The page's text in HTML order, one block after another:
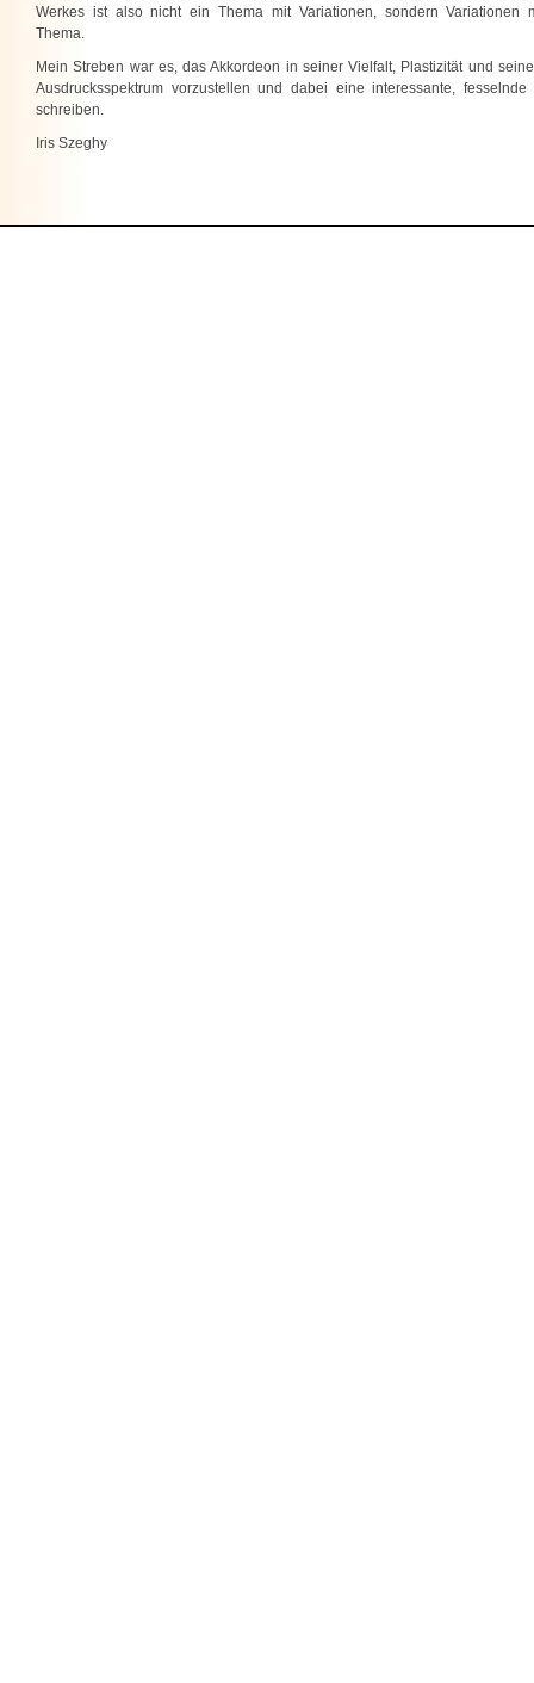
Werkes ist also nicht ein Thema mit Variationen, sondern Variationen
Thema.
Mein Streben war es, das Akkordeon in seiner Vielfalt, Plastizität und
Ausdrucksspektrum vorzustellen und dabei eine interessante,
schreiben.
Iris Szeghy